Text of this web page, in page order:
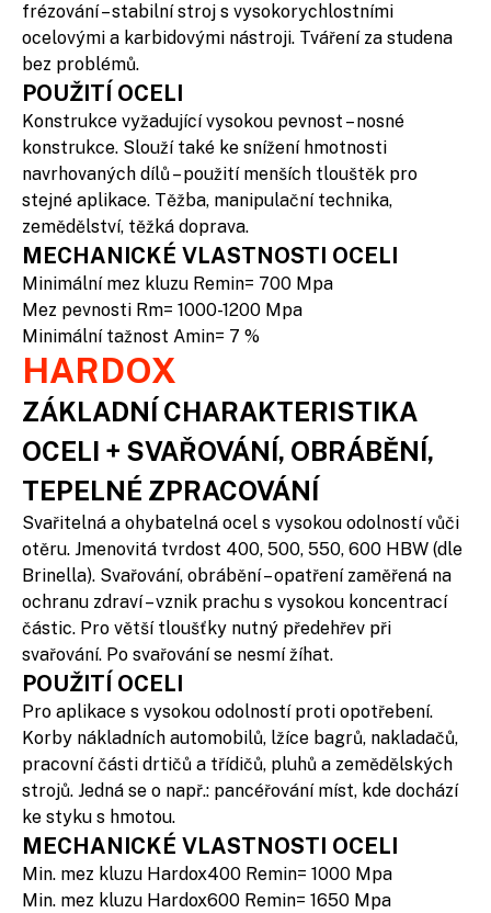
frézování – stabilní stroj s vysokorychlostními
ocelovými a karbidovými nástroji. Tváření za studena
bez problémů.
POUŽITÍ OCELI
Konstrukce vyžadující vysokou pevnost – nosné
konstrukce. Slouží také ke snížení hmotnosti
navrhovaných dílů – použití menších tlouštěk pro
stejné aplikace. Těžba, manipulační technika,
zemědělství, těžká doprava.
MECHANICKÉ VLASTNOSTI OCELI
Minimální mez kluzu Remin= 700 Mpa
Mez pevnosti Rm= 1000-1200 Mpa
Minimální tažnost Amin= 7 %
HARDOX
ZÁKLADNÍ CHARAKTERISTIKA
OCELI + SVAŘOVÁNÍ, OBRÁBĚNÍ,
TEPELNÉ ZPRACOVÁNÍ
Svařitelná a ohybatelná ocel s vysokou odolností vůči
otěru. Jmenovitá tvrdost 400, 500, 550, 600 HBW (dle
Brinella). Svařování, obrábění – opatření zaměřená na
ochranu zdraví – vznik prachu s vysokou koncentrací
částic. Pro větší tloušťky nutný předehřev při
svařování. Po svařování se nesmí žíhat.
POUŽITÍ OCELI
Pro aplikace s vysokou odolností proti opotřebení.
Korby nákladních automobilů, lžíce bagrů, nakladačů,
pracovní části drtičů a třídičů, pluhů a zemědělských
strojů. Jedná se o např.: pancéřování míst, kde dochází
ke styku s hmotou.
MECHANICKÉ VLASTNOSTI OCELI
Min. mez kluzu Hardox400 Remin= 1000 Mpa
Min. mez kluzu Hardox600 Remin= 1650 Mpa